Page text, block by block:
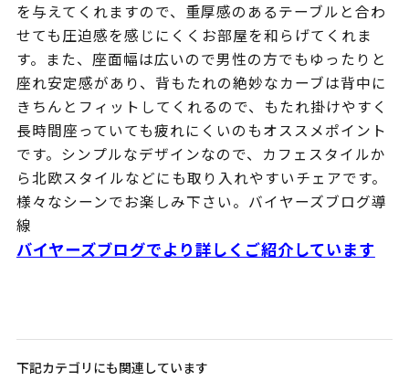
を与えてくれますので、重厚感のあるテーブルと合わ
せても圧迫感を感じにくくお部屋を和らげてくれま
す。また、座面幅は広いので男性の方でもゆったりと
座れ安定感があり、背もたれの絶妙なカーブは背中に
きちんとフィットしてくれるので、もたれ掛けやすく
長時間座っていても疲れにくいのもオススメポイント
です。シンプルなデザインなので、カフェスタイルか
ら北欧スタイルなどにも取り入れやすいチェアです。
様々なシーンでお楽しみ下さい。バイヤーズブログ導
線
バイヤーズブログでより詳しくご紹介しています
下記カテゴリにも関連しています